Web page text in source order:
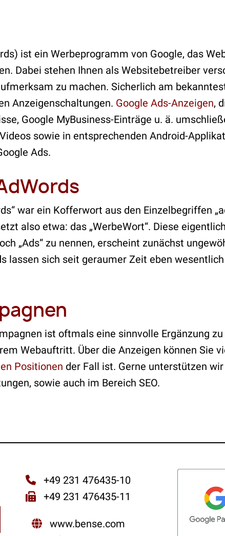
ist ein Werbeprogramm von Google, das
Dabei stehen Ihnen als Websitebetreiber
zu machen. Sicherlich am
Anzeigenschaltungen. Google Ads-Anzeigen,
Google MyBusiness-Einträge u. ä.
sowie in entsprechenden Android-
Ads.
war ein Kofferwort aus den Einzelbegriffen
also etwa: das „WerbeWort“. Diese
„Ads“ zu nennen, erscheint zunächst
lassen sich seit geraumer Zeit eben
ist oftmals eine sinnvolle Ergänzung
Webauftritt. Über die Anzeigen können Sie
Positionen der Fall ist. Gerne unterstützen
sowie auch im Bereich SEO.
+49 231 476435-10
+49 231 476435-11
www.bense.com